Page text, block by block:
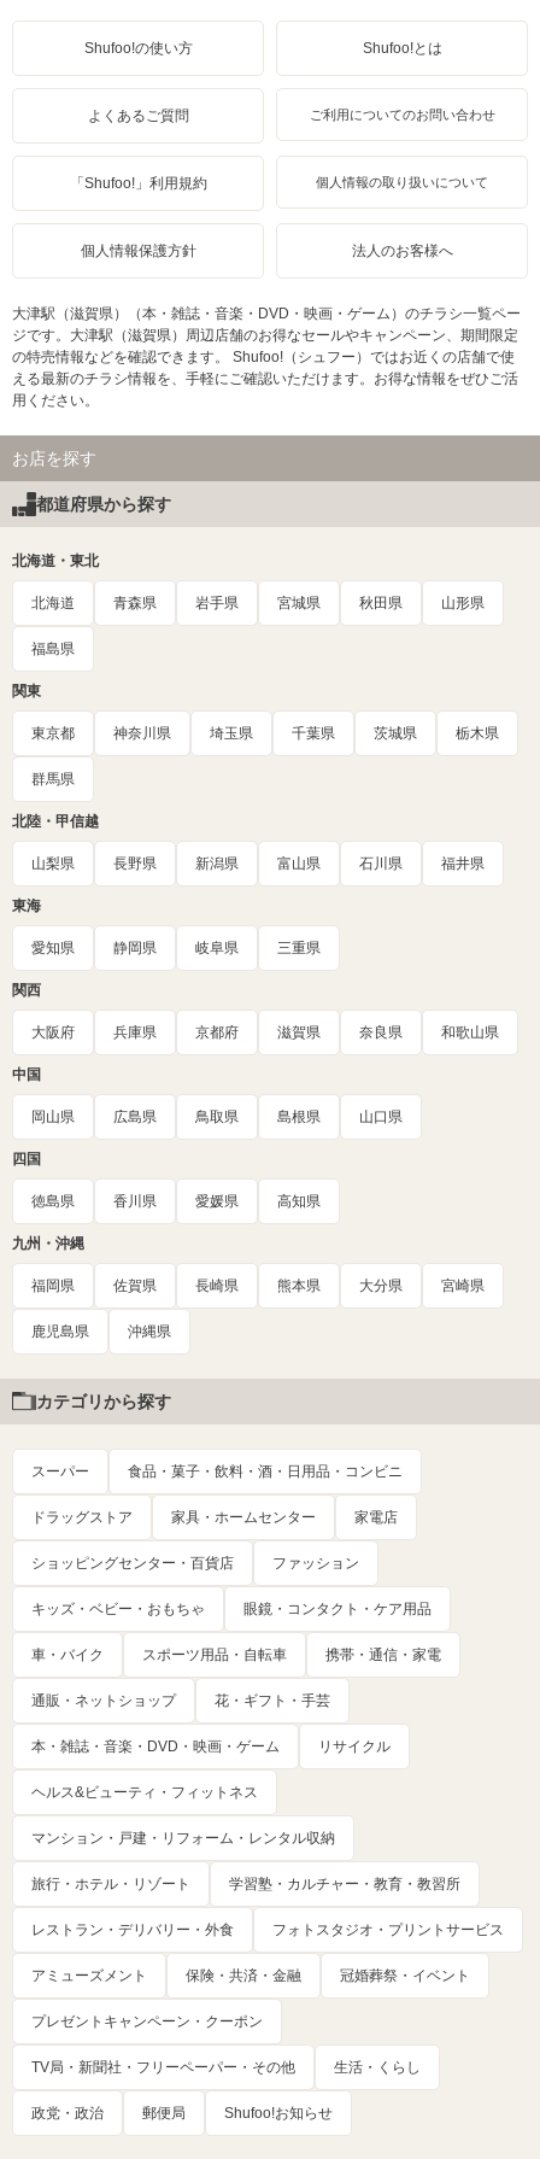
Shufoo!の使い方 Shufoo!とは
よくあるご質問 ご利用についてのお問い合わせ
「Shufoo!」利用規約 個人情報の取り扱いについて
個人情報保護方針 法人のお客様へ
大津駅（滋賀県）（本・雑誌・音楽・DVD・映画・ゲーム）のチラシ一覧ペー
ジです。大津駅（滋賀県）周辺店舗のお得なセールやキャンペーン、期間限定
の特売情報などを確認できます。 Shufoo!（シュフー）ではお近くの店舗で使
える最新のチラシ情報を、手軽にご確認いただけます。お得な情報をぜひご活
用ください。
お店を探す
都道府県から探す
北海道・東北
北海道 青森県 岩手県 宮城県 秋田県 山形県
福島県
関東
東京都 神奈川県 埼玉県 千葉県 茨城県 栃木県
群馬県
北陸・甲信越
山梨県 長野県 新潟県 富山県 石川県 福井県
東海
愛知県 静岡県 岐阜県 三重県
関西
大阪府 兵庫県 京都府 滋賀県 奈良県 和歌山県
中国
岡山県 広島県 鳥取県 島根県 山口県
四国
徳島県 香川県 愛媛県 高知県
九州・沖縄
福岡県 佐賀県 長崎県 熊本県 大分県 宮崎県
鹿児島県 沖縄県
カテゴリから探す
スーパー 食品・菓子・飲料・酒・日用品・コンビニ
ドラッグストア 家具・ホームセンター 家電店
ショッピングセンター・百貨店 ファッション
キッズ・ベビー・おもちゃ 眼鏡・コンタクト・ケア用品
車・バイク スポーツ用品・自転車 携帯・通信・家電
通販・ネットショップ 花・ギフト・手芸
本・雑誌・音楽・DVD・映画・ゲーム リサイクル
ヘルス&ビューティ・フィットネス
マンション・戸建・リフォーム・レンタル収納
旅行・ホテル・リゾート 学習塾・カルチャー・教育・教習所
レストラン・デリバリー・外食 フォトスタジオ・プリントサービス
アミューズメント 保険・共済・金融 冠婚葬祭・イベント
プレゼントキャンペーン・クーポン
TV局・新聞社・フリーペーパー・その他 生活・くらし
政党・政治 郵便局 Shufoo!お知らせ